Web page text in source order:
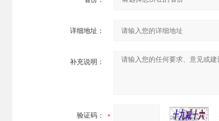
详细地址：
补充说明：
验证码：